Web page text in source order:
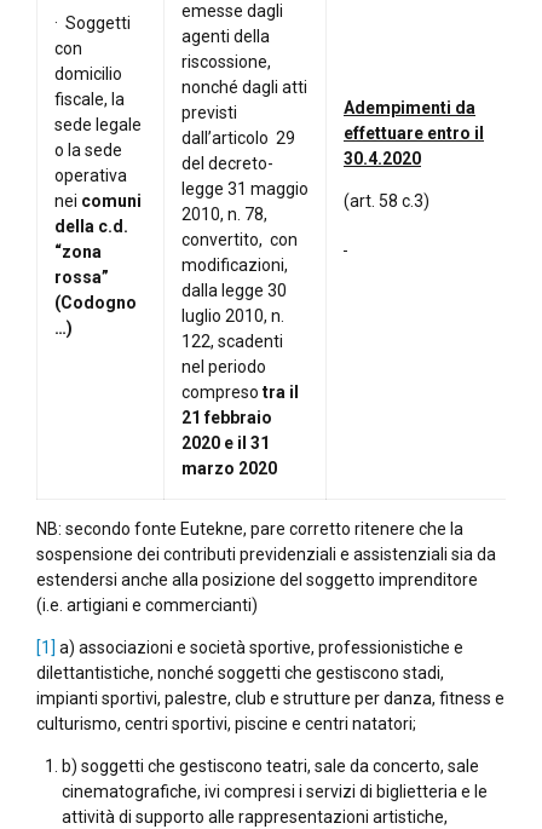
· Soggetti
con
domicilio
fiscale, la
sede legale
o la sede
operativa
nei comuni
della c.d.
“zona
rossa”
(Codogno
…)
emesse dagli
agenti della
riscossione,
nonché dagli atti
previsti
dall’articolo 29
del decreto-
legge 31 maggio
2010, n. 78,
convertito, con
modificazioni,
dalla legge 30
luglio 2010, n.
122, scadenti
nel periodo
compreso tra il
21 febbraio
2020 e il 31
marzo 2020
Adempimenti da
effettuare entro il
30.4.2020
(art. 58 c.3)
NB: secondo fonte Eutekne, pare corretto ritenere che la
sospensione dei contributi previdenziali e assistenziali sia da
estendersi anche alla posizione del soggetto imprenditore
(i.e. artigiani e commercianti)
[1] a) associazioni e società sportive, professionistiche e
dilettantistiche, nonché soggetti che gestiscono stadi,
impianti sportivi, palestre, club e strutture per danza, fitness e
culturismo, centri sportivi, piscine e centri natatori;
b) soggetti che gestiscono teatri, sale da concerto, sale
cinematografiche, ivi compresi i servizi di biglietteria e le
attività di supporto alle rappresentazioni artistiche,